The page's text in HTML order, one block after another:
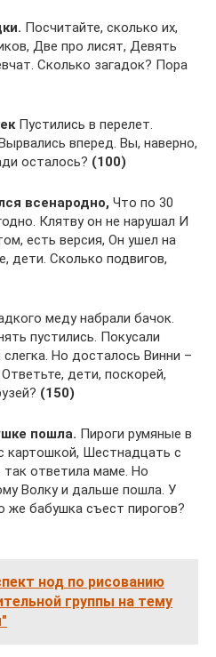
Посчитайте, сколько их,
Две про лисят, Девять
Сколько загадок? Пора
Пустились в перелет.
вперед. Вы, наверно,
осталось? (100)
всенародно, Что по 30
Клятву он не нарушал И
есть версия, Он ушел на
дети. Сколько подвигов,
меду набрали бачок.
пустились. Покусали
Но досталось Винни –
дети, поскорей,
(150)
пошла. Пироги румяные в
картошкой, Шестнадцать с
так ответила маме. Но
Волку и дальше пошла. У
же бабушка съест пирогов?
нод по рисованию
группы на тему